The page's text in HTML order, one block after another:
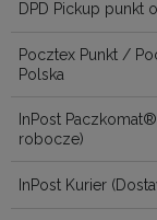
DPD Pickup punkt
Pocztex Punkt /
Polska
InPost
robocze)
InPost Kurier